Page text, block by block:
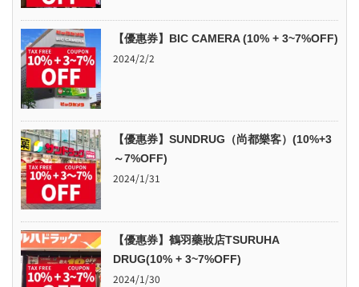
【優惠券】BIC CAMERA (10% + 3~7%OFF)
2024/2/2
【優惠券】SUNDRUG（尚都樂客）(10%+3
～7%OFF)
2024/1/31
【優惠券】鶴羽藥妝店TSURUHA
DRUG(10% + 3~7%OFF)
2024/1/30